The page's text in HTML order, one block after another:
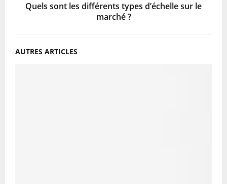
Quels sont les différents types d’échelle sur le
marché ?
AUTRES ARTICLES